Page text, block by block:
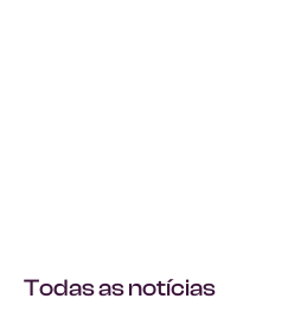
Todas as notícias